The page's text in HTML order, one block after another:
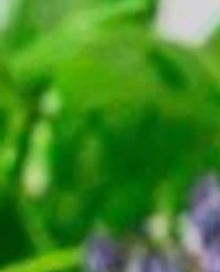
KARRIERE
KONTAKT